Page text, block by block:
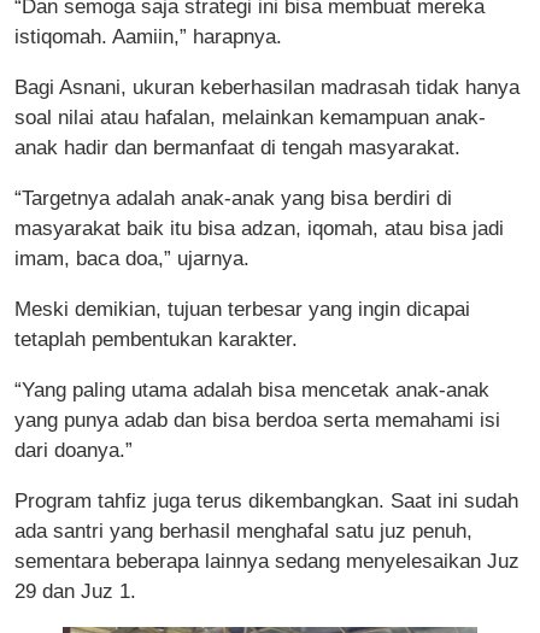
“Dan semoga saja strategi ini bisa membuat mereka
istiqomah. Aamiin,” harapnya.
Bagi Asnani, ukuran keberhasilan madrasah tidak hanya
soal nilai atau hafalan, melainkan kemampuan anak-
anak hadir dan bermanfaat di tengah masyarakat.
“Targetnya adalah anak-anak yang bisa berdiri di
masyarakat baik itu bisa adzan, iqomah, atau bisa jadi
imam, baca doa,” ujarnya.
Meski demikian, tujuan terbesar yang ingin dicapai
tetaplah pembentukan karakter.
“Yang paling utama adalah bisa mencetak anak-anak
yang punya adab dan bisa berdoa serta memahami isi
dari doanya.”
Program tahfiz juga terus dikembangkan. Saat ini sudah
ada santri yang berhasil menghafal satu juz penuh,
sementara beberapa lainnya sedang menyelesaikan Juz
29 dan Juz 1.